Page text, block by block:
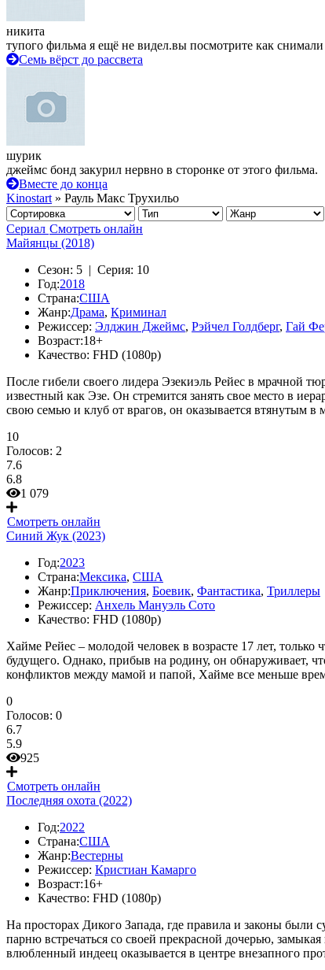
никита
тупого фильма я ещё не видел.вы посмотрите как снимали
Семь вёрст до рассвета
шурик
джеймс бонд закурил нервно в сторонке от этого фильма.
Вместе до конца
Kinostart » Рауль Макс Трухильо
Сериал Смотреть онлайн
Майянцы (2018)
Сезон: 5 | Серия: 10
Год:2018
Страна:США
Жанр:Драма, Криминал
Режиссер: Элджин Джеймс, Рэйчел Голдберг, Гай
Возраст:18+
Качество: FHD (1080p)
После гибели своего лидера Эзекиэль Рейес в мрачной
известный как Эзе. Он стремится занять свое место в
свою семью и клуб от врагов, он оказывается втянутым
10
Голосов: 2
7.6
6.8
1 079
Смотреть онлайн
Синий Жук (2023)
Год:2023
Страна:Мексика, США
Жанр:Приключения, Боевик, Фантастика, Триллеры
Режиссер: Анхель Мануэль Сото
Качество: FHD (1080p)
Хайме Рейес – молодой человек в возрасте 17 лет,
будущего. Однако, прибыв на родину, он обнаруживает,
конфликтов между мамой и папой, Хайме все меньше
0
Голосов: 0
6.7
5.9
925
Смотреть онлайн
Последняя охота (2022)
Год:2022
Страна:США
Жанр:Вестерны
Режиссер: Кристиан Камарго
Возраст:16+
Качество: FHD (1080p)
На просторах Дикого Запада, где правила и законы были
парню встречаться со своей прекрасной дочерью,
влюбленный индеец оказывается в центре внезапного